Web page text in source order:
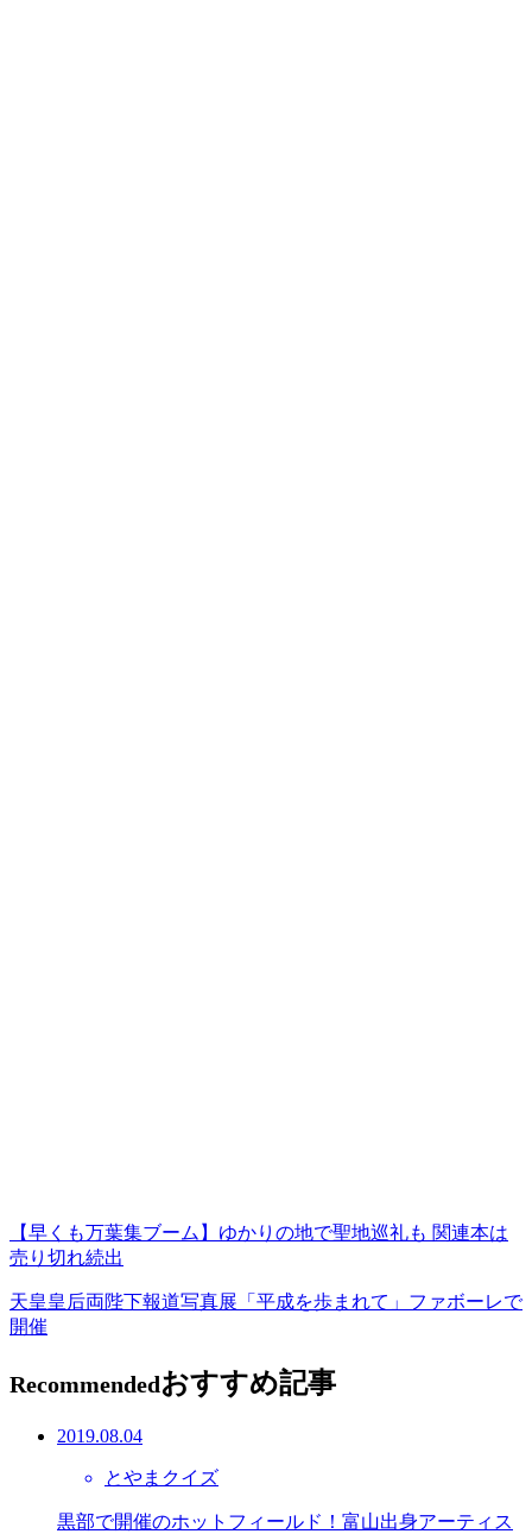
【早くも万葉集ブーム】ゆかりの地で聖地巡礼も 関連本は
売り切れ続出
天皇皇后両陛下報道写真展「平成を歩まれて」ファボーレで
開催
Recommendedおすすめ記事
2019.08.04
とやまクイズ
黒部で開催のホットフィールド！富山出身アーティス